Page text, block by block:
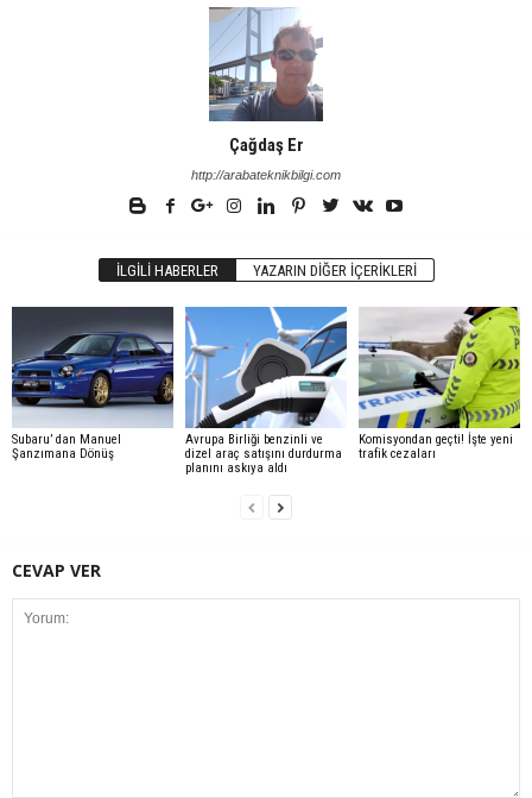
Çağdaş Er
http://arabateknikbilgi.com
İLGILI HABERLER YAZARIN DIĞER İÇERIKLERI
Subaru’ dan Manuel
Şanzımana Dönüş
Avrupa Birliği benzinli ve
dizel araç satışını durdurma
planını askıya aldı
Komisyondan geçti! İşte yeni
trafik cezaları
CEVAP VER